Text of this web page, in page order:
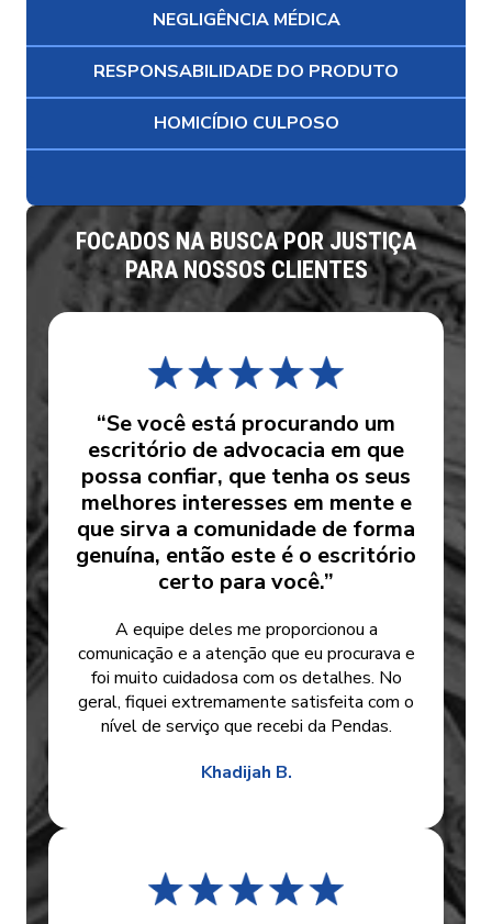
NEGLIGÊNCIA MÉDICA
RESPONSABILIDADE DO PRODUTO
HOMICÍDIO CULPOSO
FOCADOS NA BUSCA POR JUSTIÇA
PARA NOSSOS CLIENTES
“Se você está procurando um
escritório de advocacia em que
possa confiar, que tenha os seus
melhores interesses em mente e
que sirva a comunidade de forma
genuína, então este é o escritório
certo para você.”
A equipe deles me proporcionou a
comunicação e a atenção que eu procurava e
foi muito cuidadosa com os detalhes. No
geral, fiquei extremamente satisfeita com o
nível de serviço que recebi da Pendas.
Khadijah B.